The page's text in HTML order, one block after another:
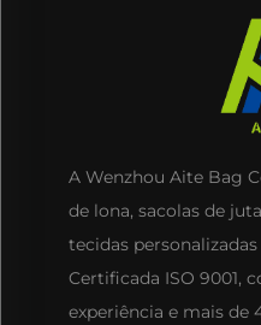
A Wenzhou Aite Bag
de lona, sacolas de
tecidas
Certificada ISO 9001,
experiência e mais de